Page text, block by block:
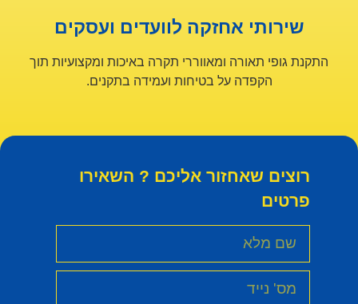
שירותי אחזקה לוועדים ועסקים
התקנת גופי תאורה ומאווררי תקרה באיכות ומקצועיות תוך
הקפדה על בטיחות ועמידה בתקנים.
רוצים שאחזור אליכם ? השאירו
פרטים